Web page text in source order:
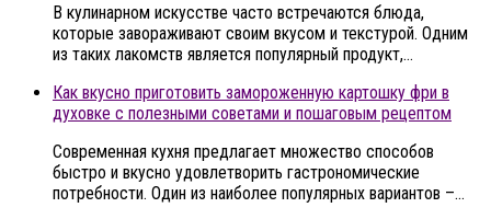
В кулинарном искусстве часто встречаются блюда,
которые завораживают своим вкусом и текстурой. Одним
из таких лакомств является популярный продукт,…
Как вкусно приготовить замороженную картошку фри в
духовке с полезными советами и пошаговым рецептом
Современная кухня предлагает множество способов
быстро и вкусно удовлетворить гастрономические
потребности. Один из наиболее популярных вариантов –…